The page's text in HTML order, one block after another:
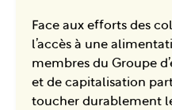
Face aux efforts des
l’accès à une
membres du Groupe
et de capitalisation
toucher durablement